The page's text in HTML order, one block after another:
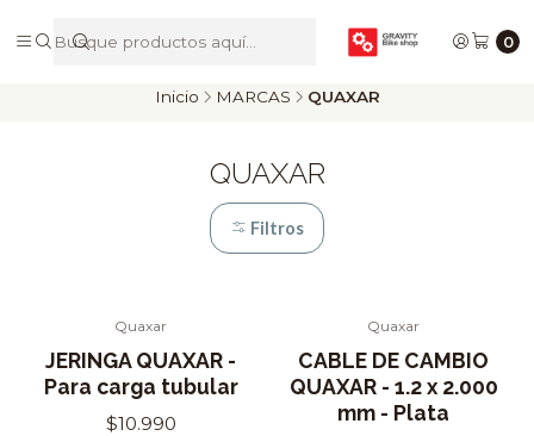
0
De Riders para Riders
Inicio MARCAS QUAXAR
QUAXAR
Filtros
Quaxar
JERINGA QUAXAR -
Para carga tubular
$10.990
Quaxar
CABLE DE CAMBIO
QUAXAR - 1.2 x 2.000
mm - Plata